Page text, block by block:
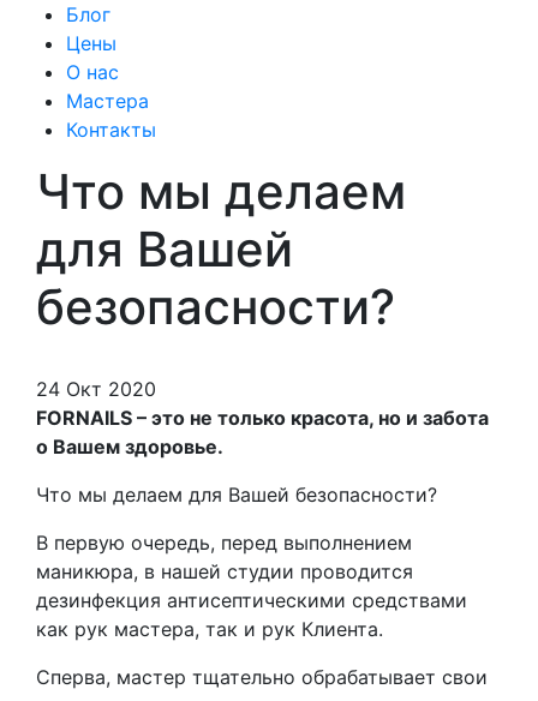
Блог
Цены
О нас
Мастера
Контакты
Что мы делаем
для Вашей
безопасности?
24 Окт 2020
FORNAILS – это не только красота, но и забота
о Вашем здоровье.
Что мы делаем для Вашей безопасности?
В первую очередь, перед выполнением
маникюра, в нашей студии проводится
дезинфекция антисептическими средствами
как рук мастера, так и рук Клиента.
Сперва, мастер тщательно обрабатывает свои